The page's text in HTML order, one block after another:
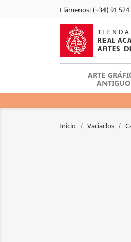
Llámenos: (+34) 91
ARTE
ANTIGUO
Inicio Vaciados